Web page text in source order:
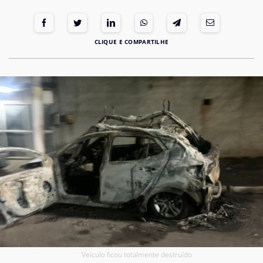
Veículo ficou totalmente destruído